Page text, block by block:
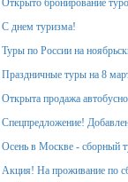
Открыто бронирование
С днем туризма!
Туры по России на
Праздничные туры на 8
Открыта продажа
Спецпредложение!
Осень в Москве - сборный
Акция! На проживание по